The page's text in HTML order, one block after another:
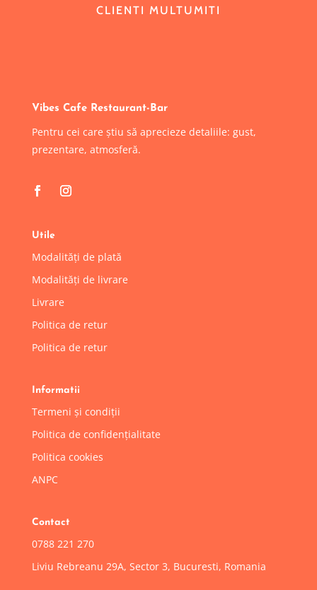
CLIENTI MULTUMITI
Vibes Cafe Restaurant-Bar
Pentru cei care știu să aprecieze detaliile: gust,
prezentare, atmosferă.
Utile
Modalități de plată
Modalități de livrare
Livrare
Politica de retur
Politica de retur
Informatii
Termeni și condiții
Politica de confidențialitate
Politica cookies
ANPC
Contact
0788 221 270
Liviu Rebreanu 29A, Sector 3, Bucuresti, Romania